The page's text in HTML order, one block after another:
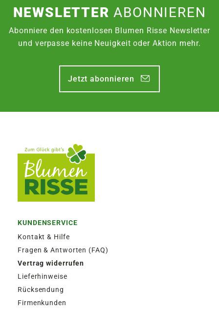
NEWSLETTERABONNIEREN
Abonniere den kostenlosen Blumen Risse Newsletter
und verpasse keine Neuigkeit oder Aktion mehr.
Jetzt abonnieren
KUNDENSERVICE
Kontakt & Hilfe
Fragen & Antworten (FAQ)
Vertrag widerrufen
Lieferhinweise
Rücksendung
Firmenkunden